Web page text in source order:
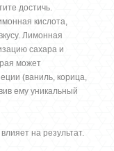
достичь.
кислота,
Лимонная
сахара и
может
(ваниль, корица,
ему уникальный
на результат.